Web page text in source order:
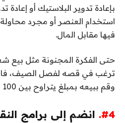
بإعادة تدوير البلاستيك أو إعادة
استخدام العنصر أو مجرد محاولة
فيها مقابل المال.
حتى الفكرة المجنونة مثل بيع
ترغب في قصه لفصل الصيف،
وقم ببيعه بمبلغ يتراوح بين 100 دولار و1000 دولار.
#4. انضم إلى برامج